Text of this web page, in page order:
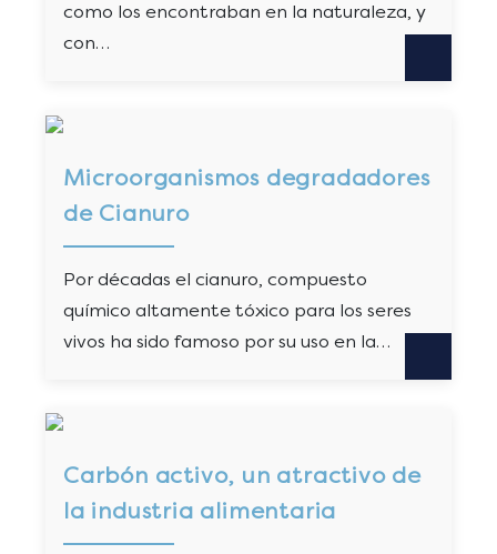
como los encontraban en la naturaleza, y
con…
Microorganismos degradadores
de Cianuro
Por décadas el cianuro, compuesto
químico altamente tóxico para los seres
vivos ha sido famoso por su uso en la…
Carbón activo, un atractivo de
la industria alimentaria